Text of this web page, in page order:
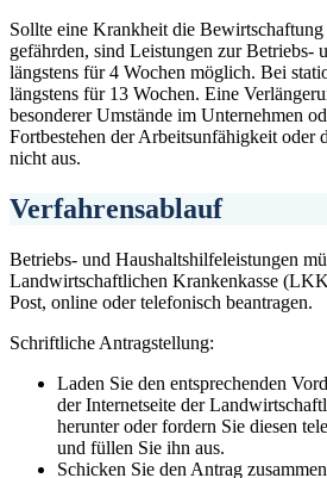
Sollte eine Krankheit die Bewirtschaftung
gefährden, sind Leistungen zur Betriebs-
längstens für 4 Wochen möglich. Bei
längstens für 13 Wochen. Eine
besonderer Umstände im Unternehmen
Fortbestehen der Arbeitsunfähigkeit oder
nicht aus.
Verfahrensablauf
Betriebs- und Haushaltshilfeleistungen
Landwirtschaftlichen Krankenkasse
Post, online oder telefonisch beantragen.
Schriftliche Antragstellung:
Laden Sie den entsprechenden
der Internetseite der
herunter oder fordern Sie diesen
und füllen Sie ihn aus.
Schicken Sie den Antrag